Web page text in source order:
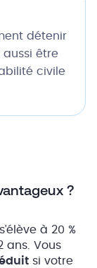
détenir
aussi être
civile
?
à 20 %
ans. Vous
si votre